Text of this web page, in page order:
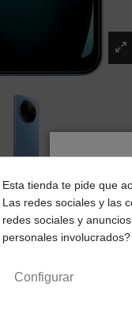
Esta tienda te pide que
Las redes sociales y las
redes sociales y
personales involucrados?
Configurar